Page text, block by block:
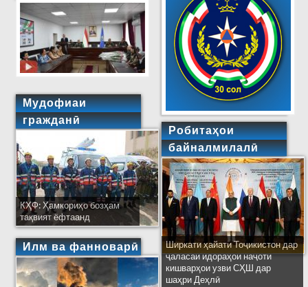
Мудофиаи
гражданӣ
КҲФ: Ҳамкориҳо бозҳам
тақвият ёфтаанд
Илм ва фанноварӣ
Робитаҳои
байналмилалӣ
Ширкати ҳайати Тоҷикистон дар
ҷаласаи идораҳои наҷоти
кишварҳои узви СҲШ дар
шаҳри Деҳлӣ